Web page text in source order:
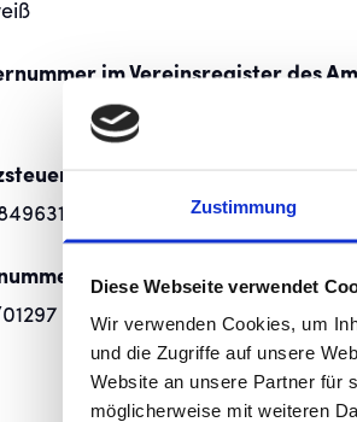
Zustimmung
Diese Webseite verwendet
Wir verwenden Cookies, um
und die Zugriffe auf unsere
Website an unsere Partner für
möglicherweise mit weiteren
im Vereinsregister des